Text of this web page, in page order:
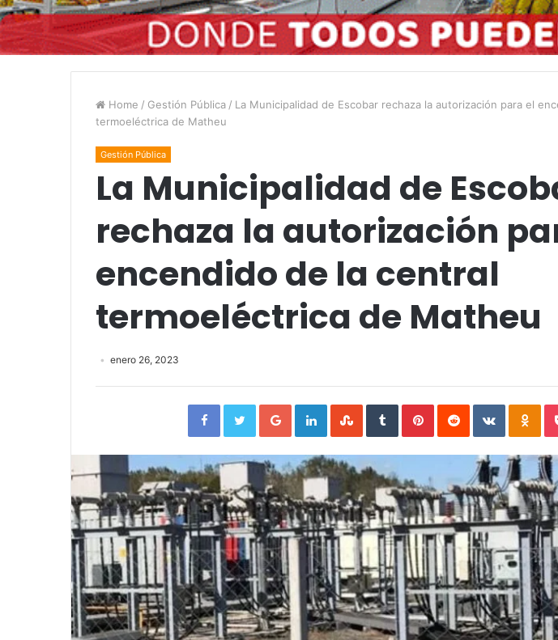
Home / Gestión Pública / La Municipalidad de Escobar rechaza la autorización para el
termoeléctrica de Matheu
Gestión Pública
La Municipalidad de
rechaza la autorización
encendido de la central
termoeléctrica de Matheu
enero 26, 2023
FacebookTwitterGoogle+LinkedInStumbleUpon
TumblrPinterestReddit VKontakte